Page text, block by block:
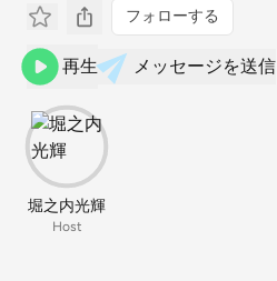
フォローする
再生 メッセージを送信
堀之内光輝
Host